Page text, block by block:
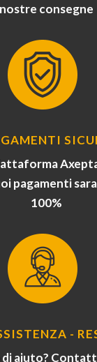
nostre consegne
Axepta
pagamenti
100%
-
di aiuto?